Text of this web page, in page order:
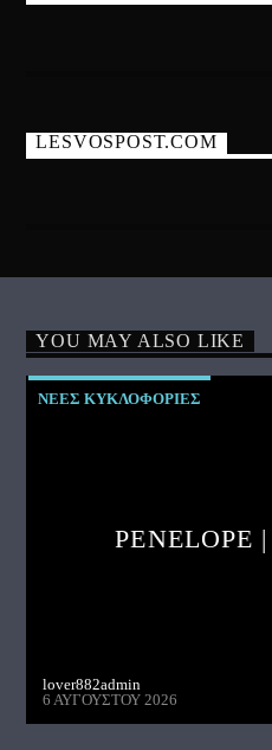
LESVOSPOST.COM
YOU MAY ALSO LIKE
ΝΕΕΣ ΚΥΚΛΟΦΟΡΙΕΣ
lover882admin
6 ΑΥΓΟΎΣΤΟΥ 2026